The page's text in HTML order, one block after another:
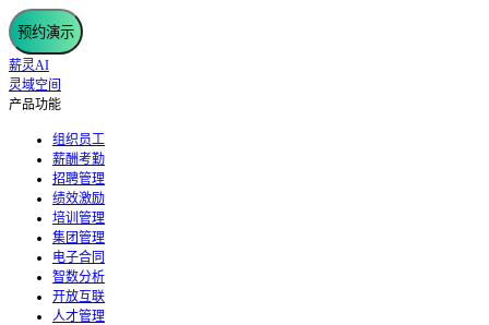
预约演示
薪灵AI
灵域空间
产品功能
组织员工
薪酬考勤
招聘管理
绩效激励
培训管理
集团管理
电子合同
智数分析
开放互联
人才管理